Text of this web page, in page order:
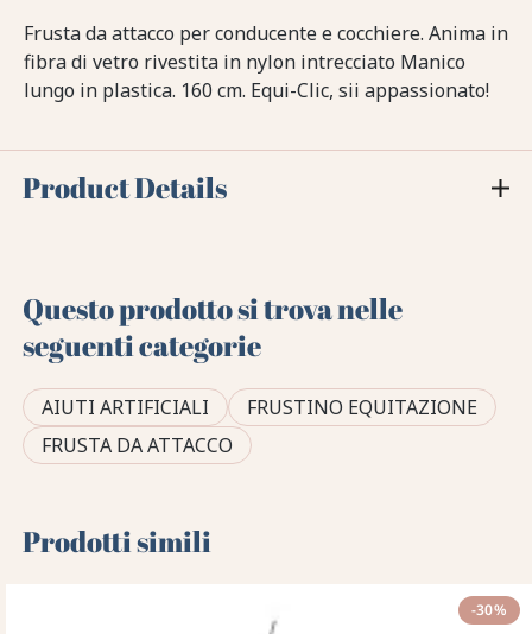
Frusta da attacco per conducente e cocchiere. Anima in
fibra di vetro rivestita in nylon intrecciato Manico
lungo in plastica. 160 cm. Equi-Clic, sii appassionato!
Product Details
Questo prodotto si trova nelle
seguenti categorie
AIUTI ARTIFICIALI
FRUSTINO EQUITAZIONE
FRUSTA DA ATTACCO
Prodotti simili
-30%